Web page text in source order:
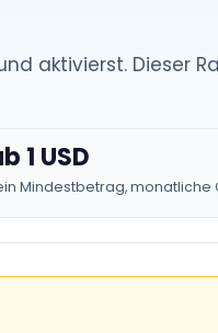
aktivierst. Dieser
1 USD
Mindestbetrag, monatliche